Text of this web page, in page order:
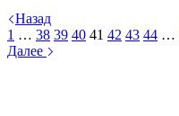
Назад
1 … 38 39 40 41 42 43 44 …
Далее